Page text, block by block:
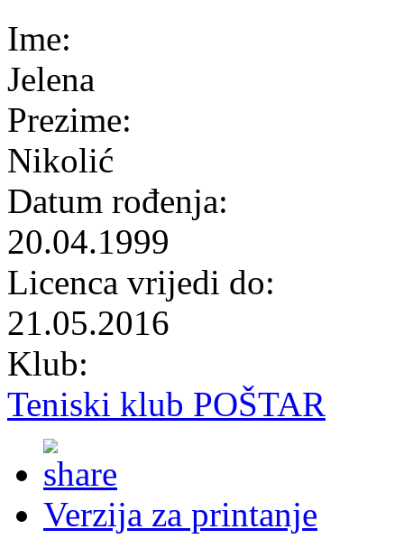
Ime:
Jelena
Prezime:
Nikolić
Datum rođenja:
20.04.1999
Licenca vrijedi do:
21.05.2016
Klub:
Teniski klub POŠTAR
Verzija za printanje